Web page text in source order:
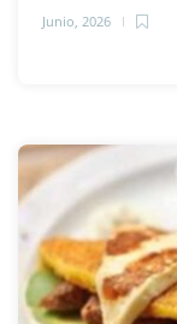
Junio, 2026